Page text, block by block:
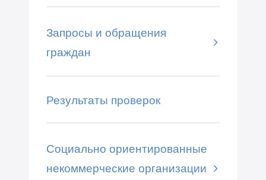
Запросы и обращения
граждан
Результаты проверок
Социально ориентированные
некоммерческие организации